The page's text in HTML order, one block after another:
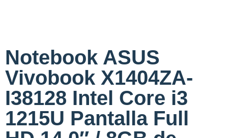
Notebook ASUS
Vivobook X1404ZA-
I38128 Intel Core i3
1215U Pantalla Full